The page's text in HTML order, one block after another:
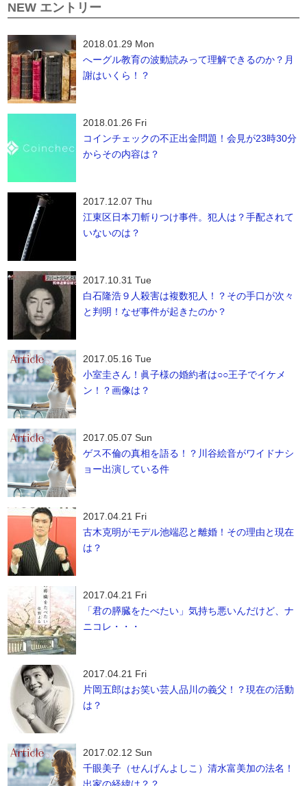
NEW エントリー
2018.01.29 Mon
へーグル教育の波動読みって理解できるのか？月
謝はいくら！？
2018.01.26 Fri
コインチェックの不正出金問題！会見が23時30分
からその内容は？
2017.12.07 Thu
江東区日本刀斬りつけ事件。犯人は？手配されて
いないのは？
2017.10.31 Tue
白石隆浩９人殺害は複数犯人！？その手口が次々
と判明！なぜ事件が起きたのか？
2017.05.16 Tue
小室圭さん！眞子様の婚約者は○○王子でイケメ
ン！？画像は？
2017.05.07 Sun
ゲス不倫の真相を語る！？川谷絵音がワイドナシ
ョー出演している件
2017.04.21 Fri
古木克明がモデル池端忍と離婚！その理由と現在
は？
2017.04.21 Fri
「君の膵臓をたべたい」気持ち悪いんだけど、ナ
ニコレ・・・
2017.04.21 Fri
片岡五郎はお笑い芸人品川の義父！？現在の活動
は？
2017.02.12 Sun
千眼美子（せんげんよしこ）清水富美加の法名！